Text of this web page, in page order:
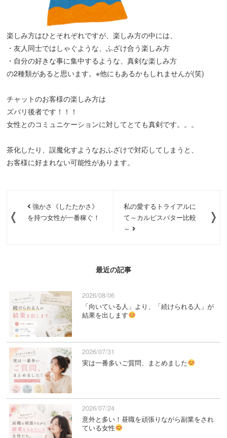
楽しみ方はひとそれぞれですが、楽しみ方の中には、
・友人同士ではしゃぐような、ふざけ合う楽しみ方
・自分の好きな事に集中するような、真剣な楽しみ方
の2種類があると思います。※他にもあるかもしれませんが(笑)
チャットのお客様の楽しみ方は
ズバリ後者です！！！
女性とのコミュニケーションに対してとても真剣です。。。
茶化したり、誤魔化すようなおふざけで対応してしまうと、
お客様に好まれない可能性があります。
強かさ《したたかさ》
を持つ女性が一番稼ぐ！
私の愛するトライアルに
て～カルピスバター比較
～
最近の記事
2026/08/06
「向いている人」より、「続けられる人」が
結果を出します
2026/07/31
実は一番多いご質問、まとめました
2026/07/24
意外と多い！昼職を頑張りながら副業をされ
ている女性